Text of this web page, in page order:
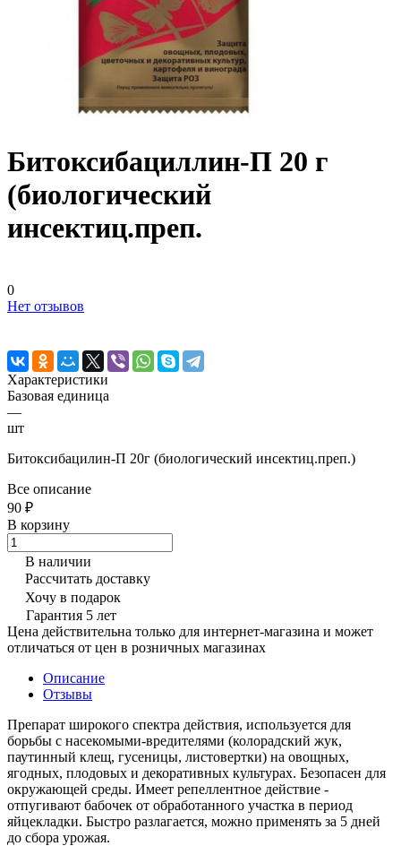
Битоксибациллин-П 20 г
(биологический
инсектиц.преп.
0
Нет отзывов
Характеристики
Базовая единица
—
шт
Битоксибацилин-П 20г (биологический инсектиц.преп.)
Все описание
90 ₽
В корзину
В наличии
Рассчитать доставку
Хочу в подарок
Гарантия 5 лет
Цена действительна только для интернет-магазина и может
отличаться от цен в розничных магазинах
Описание
Отзывы
Препарат широкого спектра действия, используется для
борьбы с насекомыми-вредителями (колорадский жук,
паутинный клещ, гусеницы, листовертки) на овощных,
ягодных, плодовых и декоративных культурах. Безопасен для
окружающей среды. Имеет репеллентное действие -
отпугивают бабочек от обработанного участка в период
яйцекладки. Быстро разлагается, можно применять за 5 дней
до сбора урожая.